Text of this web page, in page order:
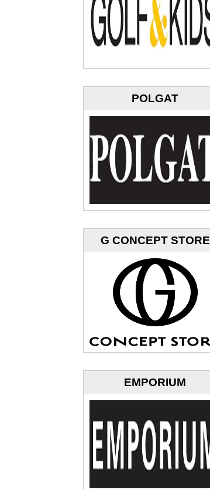
POLGAT
G CONCEPT STORE
EMPORIUM